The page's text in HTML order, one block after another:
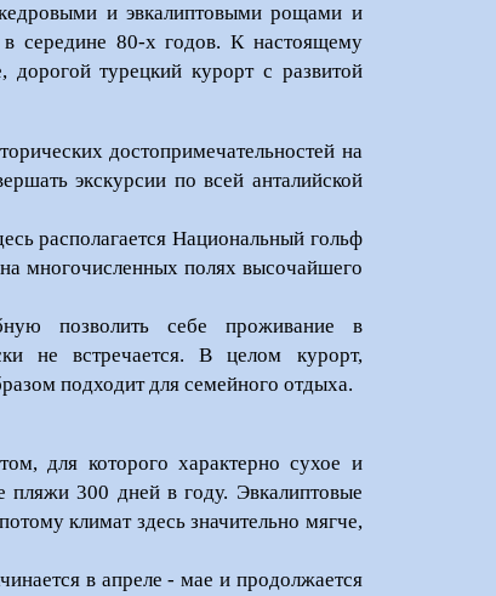
и эвкалиптовыми рощами и
середине 80-х годов. К настоящему
дорогой турецкий курорт с развитой
достопримечательностей на
экскурсии по всей анталийской
располагается Национальный гольф
многочисленных полях высочайшего
позволить себе проживание в
не встречается. В целом курорт,
подходит для семейного отдыха.
для которого характерно сухое и
пляжи 300 дней в году. Эвкалиптовые
климат здесь значительно мягче,
в апреле - мае и продолжается